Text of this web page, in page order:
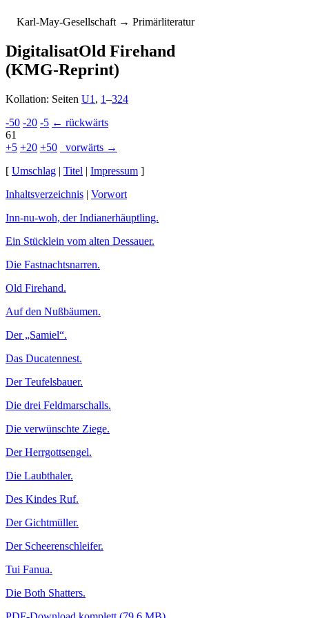
Karl-May-Gesellschaft → Primärliteratur
DigitalisatOld Firehand
(KMG-Reprint)
Kollation: Seiten U1 , 1–324
-50 -20 -5 ← rückwärts
61
+5 +20 +50
vorwärts →
[ Umschlag | Titel | Impressum ]
Inhaltsverzeichnis | Vorwort
Inn-nu-woh, der Indianer­häupt­ling.
Ein Stücklein vom alten Des­sau­er.
Die Fastnachtsnarren.
Old Firehand.
Auf den Nußbäumen.
Der „Samiel“.
Das Ducatennest.
Der Teufelsbauer.
Die drei Feldmarschalls.
Die verwünschte Ziege.
Der Herrgottsengel.
Die Laubthaler.
Des Kindes Ruf.
Der Gichtmüller.
Der Scheerenschleifer.
Tui Fanua.
Die Both Shatters.